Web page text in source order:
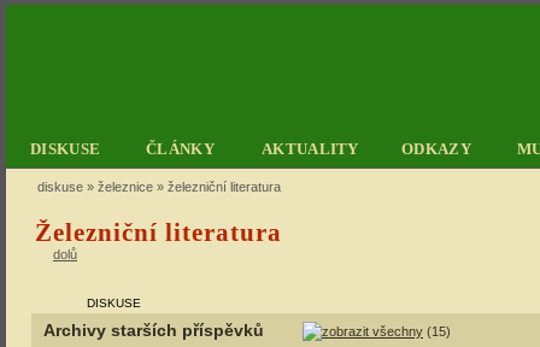
DISKUSE ČLÁNKY AKTUALITY ODKAZY
diskuse » železnice » železniční literatura
Železniční literatura
dolů
DISKUSE
Archivy starších příspěvků (15)